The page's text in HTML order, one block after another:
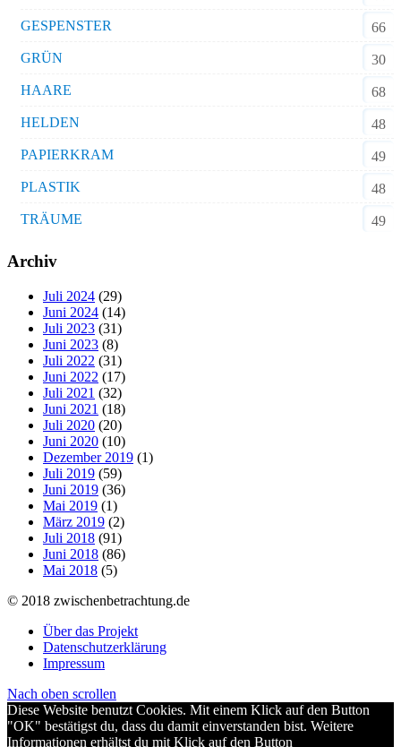
GESPENSTER
66
GRÜN
30
HAARE
68
HELDEN
48
PAPIERKRAM
49
PLASTIK
48
TRÄUME
49
Archiv
Juli 2024 (29)
Juni 2024 (14)
Juli 2023 (31)
Juni 2023 (8)
Juli 2022 (31)
Juni 2022 (17)
Juli 2021 (32)
Juni 2021 (18)
Juli 2020 (20)
Juni 2020 (10)
Dezember 2019 (1)
Juli 2019 (59)
Juni 2019 (36)
Mai 2019 (1)
März 2019 (2)
Juli 2018 (91)
Juni 2018 (86)
Mai 2018 (5)
© 2018 zwischenbetrachtung.de
Über das Projekt
Datenschutzerklärung
Impressum
Nach oben scrollen
Diese Website benutzt Cookies. Mit einem Klick auf den Button
"OK" bestätigst du, dass du damit einverstanden bist. Weitere
Informationen erhältst du mit Klick auf den Button